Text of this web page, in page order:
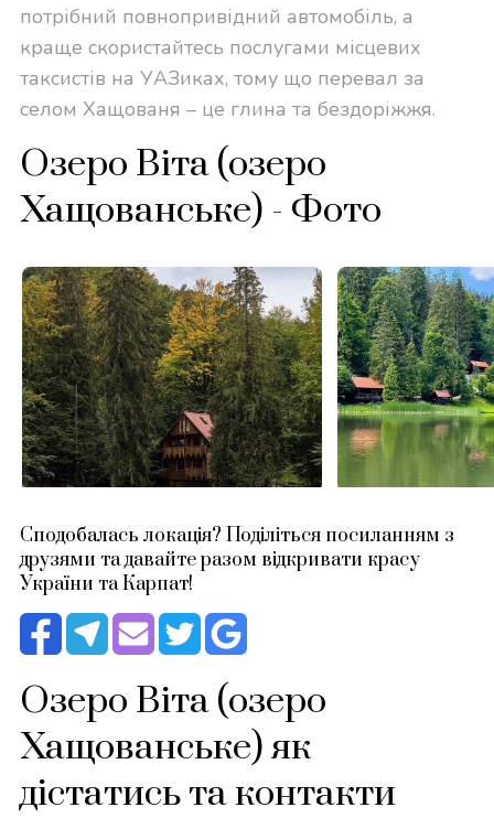
потрібний повнопривідний автомобіль, а
краще скористайтесь послугами місцевих
таксистів на УАЗиках, тому що перевал за
селом Хащованя – це глина та бездоріжжя.
Озеро Віта (озеро
Хащованське) - Фото
Сподобалась локація? Поділіться посиланням з
друзями та давайте разом відкривати красу
України та Карпат!
Озеро Віта (озеро
Хащованське) як
дістатись та контакти